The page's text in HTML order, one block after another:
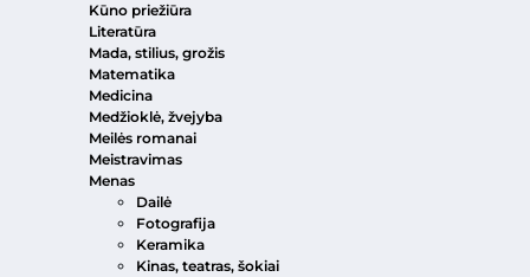
Kūno priežiūra
Literatūra
Mada, stilius, grožis
Matematika
Medicina
Medžioklė, žvejyba
Meilės romanai
Meistravimas
Menas
Dailė
Fotografija
Keramika
Kinas, teatras, šokiai